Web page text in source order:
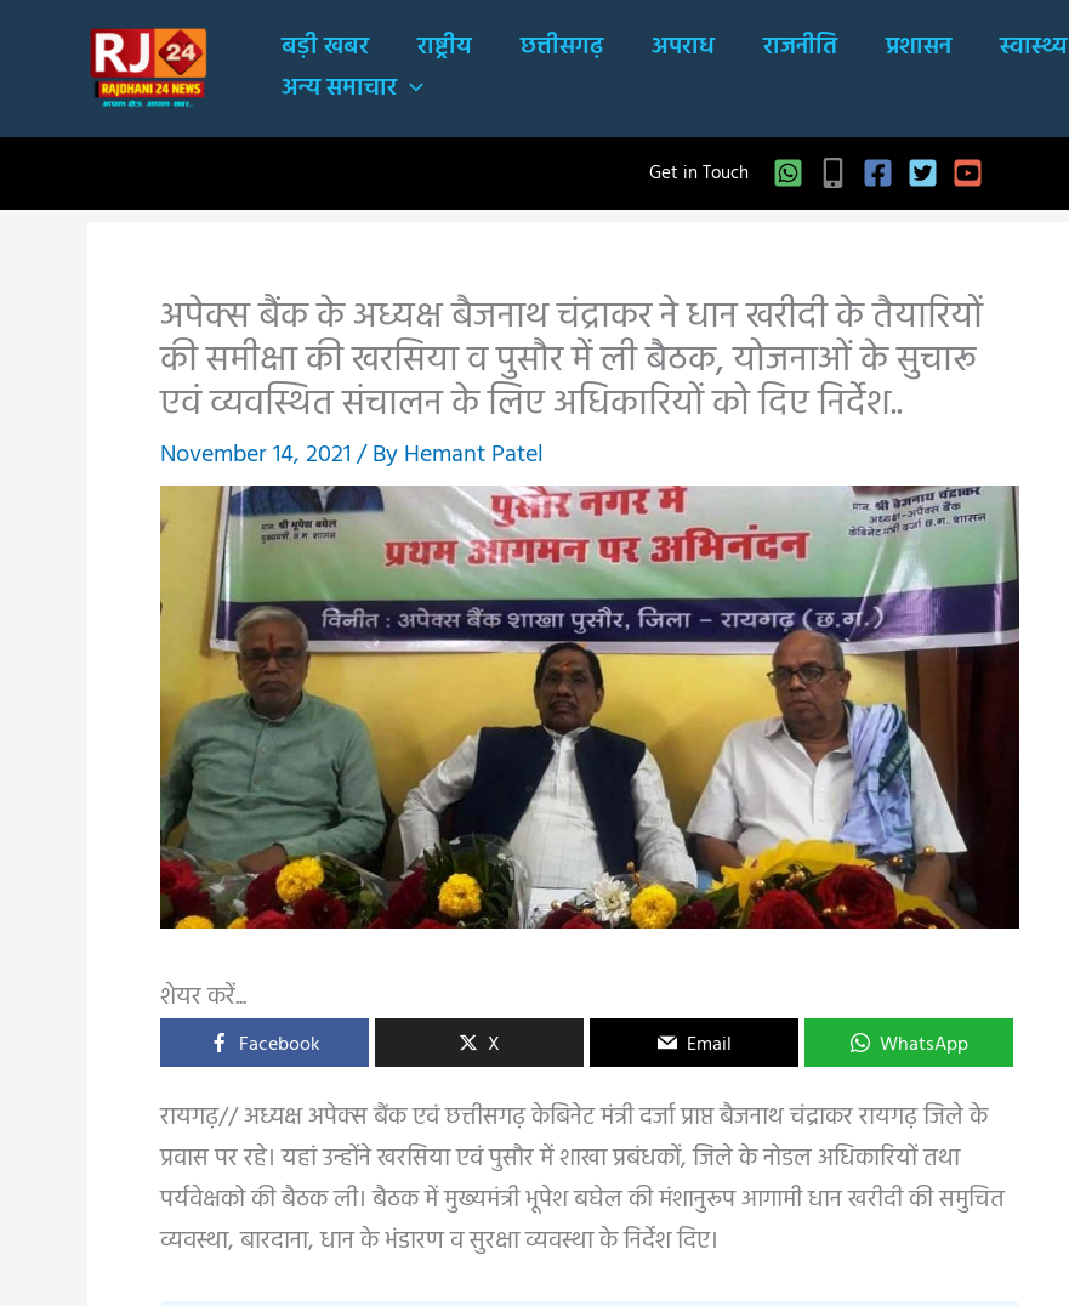
बड़ी खबर राष्ट्रीय छत्तीसगढ़ अपराध राजनीति प्रशासन स्वास्थ्य
अन्य समाचार
Get in Touch
अपेक्स बैंक के अध्यक्ष बैजनाथ चंद्राकर ने धान खरीदी के तैयारियों
की समीक्षा की खरसिया व पुसौर में ली बैठक, योजनाओं के सुचारू
एवं व्यवस्थित संचालन के लिए अधिकारियों को दिए निर्देश..
November 14, 2021/ ByHemant Patel
शेयर करें...
Facebook X Email WhatsApp
रायगढ़// अध्यक्ष अपेक्स बैंक एवं छत्तीसगढ़ केबिनेट मंत्री दर्जा प्राप्त बैजनाथ चंद्राकर रायगढ़ जिले के
प्रवास पर रहे। यहां उन्होंने खरसिया एवं पुसौर में शाखा प्रबंधकों, जिले के नोडल अधिकारियों तथा
पर्यवेक्षको की बैठक ली। बैठक में मुख्यमंत्री भूपेश बघेल की मंशानुरूप आगामी धान खरीदी की समुचित
व्यवस्था, बारदाना, धान के भंडारण व सुरक्षा व्यवस्था के निर्देश दिए।